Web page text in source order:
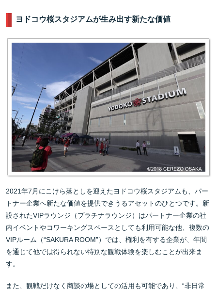
ヨドコウ桜スタジアムが生み出す新たな価値
2021年7月にこけら落としを迎えたヨドコウ桜スタジアムも、パー
トナー企業へ新たな価値を提供できうるアセットのひとつです。新
設されたVIPラウンジ（プラチナラウンジ）はパートナー企業の社
内イベントやコワーキングスペースとしても利用可能な他、複数の
VIPルーム（“SAKURA ROOM”）では、権利を有する企業が、年間
を通じて他では得られない特別な観戦体験を楽しむことが出来ま
す。
また、観戦だけなく商談の場としての活用も可能であり、“非日常